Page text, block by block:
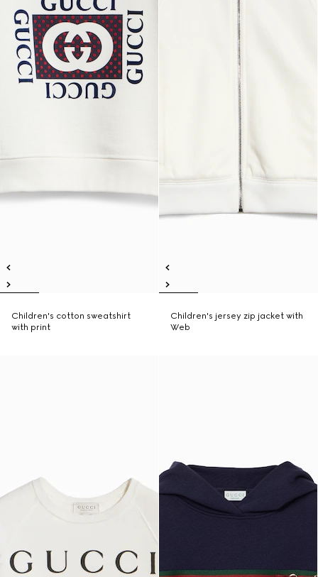
Children's cotton sweatshirt
with print
Children's jersey zip jacket with
Web